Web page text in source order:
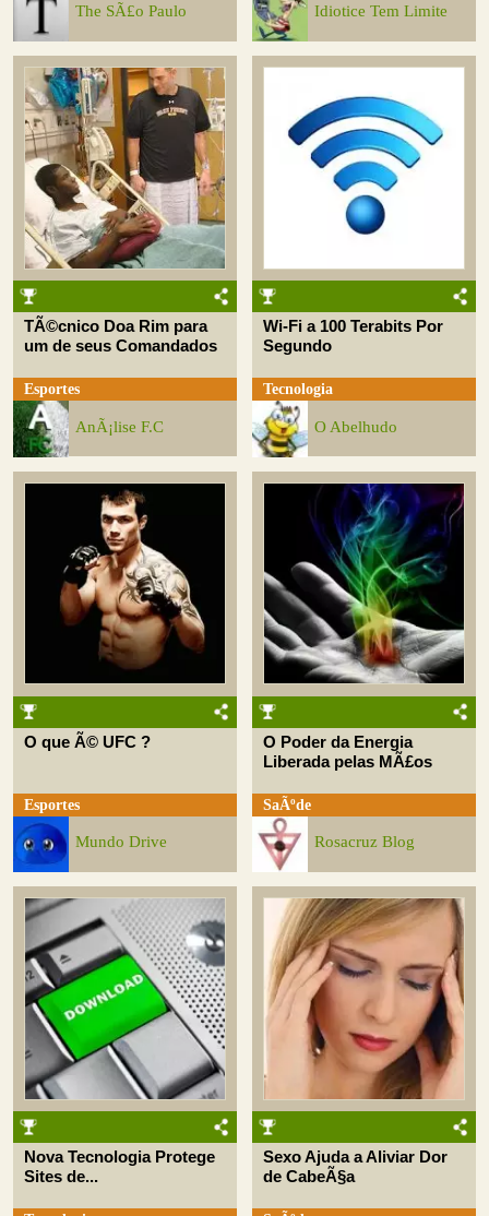
The SÃ£o Paulo Idiotice Tem Limite
TÃ©cnico Doa Rim para
um de seus Comandados
Esportes
AnÃ¡lise F.C
Wi-Fi a 100 Terabits Por
Segundo
Tecnologia
O Abelhudo
O que Ã© UFC ?
Esportes
Mundo Drive
O Poder da Energia
Liberada pelas MÃ£os
SaÃºde
Rosacruz Blog
Nova Tecnologia Protege
Sites de...
Sexo Ajuda a Aliviar Dor
de CabeÃ§a